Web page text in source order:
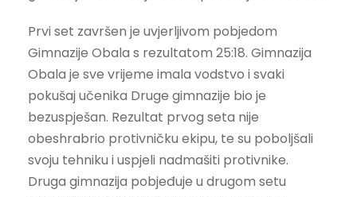
Prvi set završen je uvjerljivom pobjedom
Gimnazije Obala s rezultatom 25:18. Gimnazija
Obala je sve vrijeme imala vodstvo i svaki
pokušaj učenika Druge gimnazije bio je
bezuspješan. Rezultat prvog seta nije
obeshrabrio protivničku ekipu, te su poboljšali
svoju tehniku i uspjeli nadmašiti protivnike.
Druga gimnazija pobjeđuje u drugom setu